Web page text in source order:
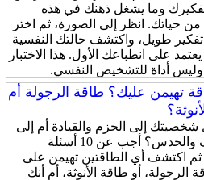
وما يشغل ذهنك في هذه
من حياتك. انظر إلى الصورة، ثم اختر
طويل، واكتشف حالتك النفسية
على انطباعك الأول. هذا الاختبار
وليس أداة للتشخيص النفسي.
تهيمن عليك؟ طاقة الرجولة أم
إلى الحزم والقيادة أم إلى
التعاطف والحدس؟ أجب عن 10 أسئلة
اكتشف أي الطاقتين تهيمن على
أو طاقة الأنوثة، أم أنك